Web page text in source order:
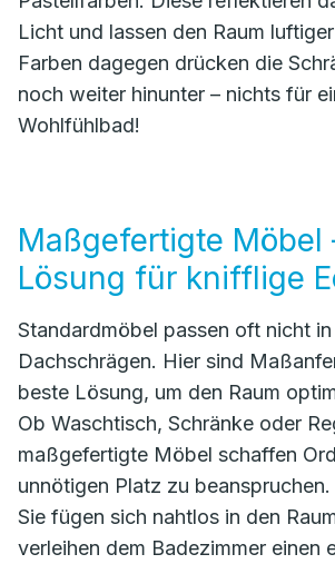
Licht und lassen den Raum
Farben dagegen drücken die
noch weiter hinunter – nichts für
Wohlfühlbad!
Maßgefertigte Möbel
Lösung für knifflige
Standardmöbel passen oft nicht
Dachschrägen. Hier sind
beste Lösung, um den Raum
Ob Waschtisch, Schränke oder
maßgefertigte Möbel schaffen
unnötigen Platz zu
Sie fügen sich nahtlos in den
verleihen dem Badezimmer einen